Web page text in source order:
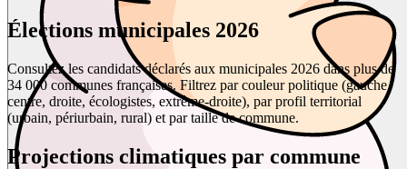
Élections municipales 2026
Consultez les candidats déclarés aux municipales 2026 dans plus de
34 000 communes françaises. Filtrez par couleur politique (gauche,
centre, droite, écologistes, extrême-droite), par profil territorial
(urbain, périurbain, rural) et par taille de commune.
Projections climatiques par commune